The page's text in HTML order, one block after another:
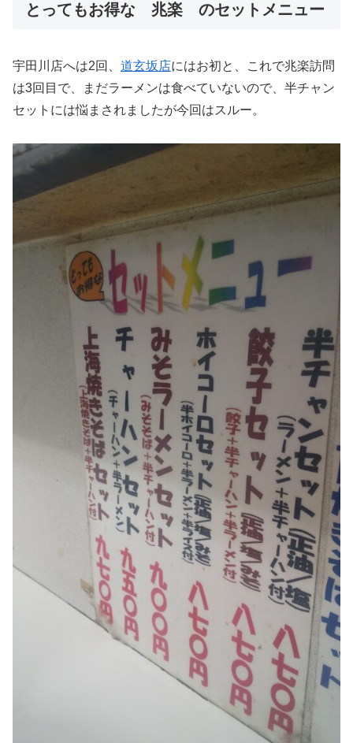
とってもお得な 兆楽 のセットメニュー
宇田川店へは2回、 道玄坂店にはお初と、これで兆楽訪問
は3回目で、まだラーメンは食べていないので、半チャン
セットには悩まされましたが今回はスルー。